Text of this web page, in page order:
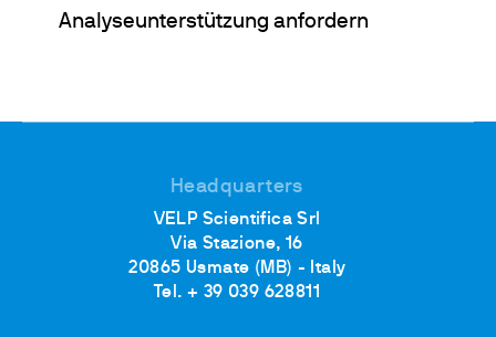
Analyseunterstützung anfordern
Headquarters
VELP Scientifica Srl
Via Stazione, 16
20865 Usmate (MB) - Italy
Tel. + 39 039 628811